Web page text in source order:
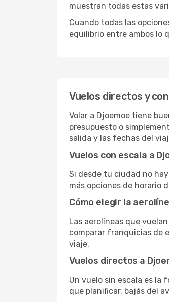
muestran todas estas
Cuando todas las
equilibrio entre ambos lo
Vuelos directos y
Volar a Djoemoe tiene
presupuesto o
salida y las fechas del
Vuelos con escala a
Si desde tu ciudad no
más opciones de horario
Cómo elegir la
Las aerolíneas que
comparar franquicias de
viaje.
Vuelos directos a
Un vuelo sin escala es la
que planificar, bajás del